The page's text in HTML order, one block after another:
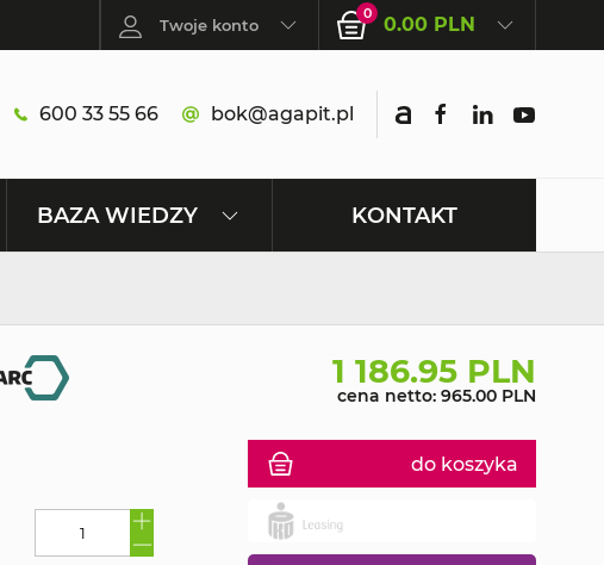
Twoje konto
0 0.00 PLN
600 33 55 66 bok@agapit.pl
BAZA WIEDZY KONTAKT
1 186.95 PLN
cena netto: 965.00 PLN
do koszyka